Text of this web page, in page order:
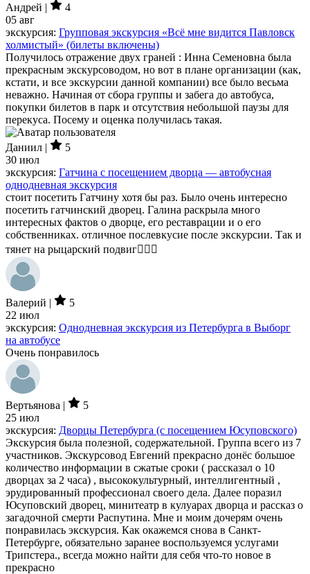
Андрей |
4
05 авг
экскурсия: Групповая экскурсия «Всё мне видится Павловск
холмистый» (билеты включены)
Получилось отражение двух граней : Инна Семеновна была
прекрасным экскурсоводом, но вот в плане организации (как,
кстати, и все экскурсии данной компании) все было весьма
неважно. Начиная от сбора группы и забега до автобуса,
покупки билетов в парк и отсутствия небольшой паузы для
перекуса. Посему и оценка получилась такая.
Даниил |
5
30 июл
экскурсия: Гатчина с посещением дворца — автобусная
однодневная экскурсия
стоит посетить Гатчину хотя бы раз. Было очень интересно
посетить гатчинский дворец. Галина раскрыла много
интересных фактов о дворце, его реставрации и о его
собственниках. отличное послевкусие после экскурсии. Так и
тянет на рыцарский подвиг👍🏻🏰
Валерий |
5
22 июл
экскурсия: Однодневная экскурсия из Петербурга в Выборг
на автобусе
Очень понравилось
Вертьянова |
5
25 июл
экскурсия: Дворцы Петербурга (с посещением Юсуповского)
Экскурсия была полезной, содержательной. Группа всего из 7
участников. Экскурсовод Евгений прекрасно донёс большое
количество информации в сжатые сроки ( рассказал о 10
дворцах за 2 часа) , высококультурный, интеллигентный ,
эрудированный профессионал своего дела. Далее поразил
Юсуповский дворец, минитеатр в кулуарах дворца и рассказ о
загадочной смерти Распутина. Мне и моим дочерям очень
понравилась экскурсия. Как окажемся снова в Санкт-
Петербурге, обязательно заранее воспользуемся услугами
Трипстера., всегда можно найти для себя что-то новое в
прекрасно